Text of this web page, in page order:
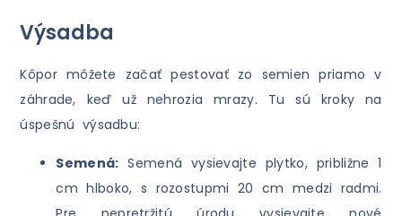
Výsadba
Kôpor môžete začať pestovať zo semien priamo v
záhrade, keď už nehrozia mrazy. Tu sú kroky na
úspešnú výsadbu:
Semená: Semená vysievajte plytko, približne 1
cm hlboko, s rozostupmi 20 cm medzi radmi.